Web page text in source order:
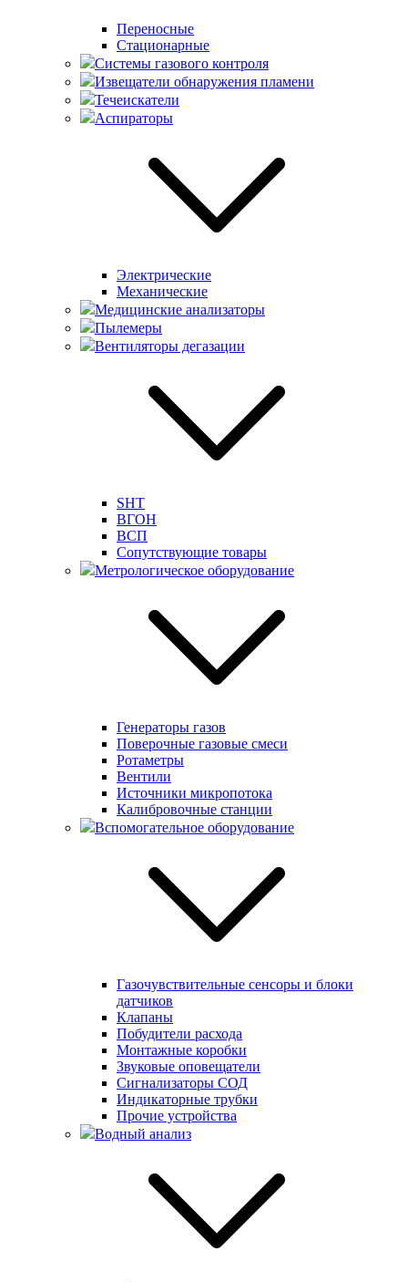
Переносные
Стационарные
Системы газового контроля
Извещатели обнаружения пламени
Течеискатели
Аспираторы
Электрические
Механические
Медицинские анализаторы
Пылемеры
Вентиляторы дегазации
SHT
ВГОН
ВСП
Сопутствующие товары
Метрологическое оборудование
Генераторы газов
Поверочные газовые смеси
Ротаметры
Вентили
Источники микропотока
Калибровочные станции
Вспомогательное оборудование
Газочувствительные сенсоры и блоки
датчиков
Клапаны
Побудители расхода
Монтажные коробки
Звуковые оповещатели
Сигнализаторы СОД
Индикаторные трубки
Прочие устройства
Водный анализ